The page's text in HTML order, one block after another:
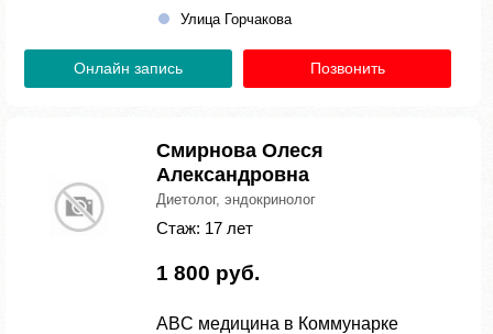
Улица Горчакова
Онлайн запись Позвонить
Смирнова Олеся
Александровна
Диетолог, эндокринолог
Стаж: 17 лет
1 800 руб.
ABC медицина в Коммунарке